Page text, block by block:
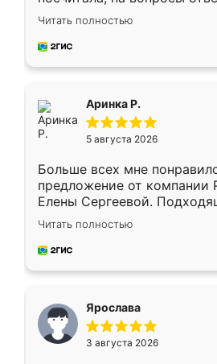
Замерщик приехал в
делу со всей
за день, ребята работали
Читать полностью
Аринка Р.
5 августа 2026
Больше всех мне
предложение от компании
Елены Сергеевой.
короткие сроки
для замера сотрудник
предложил по моему
Читать полностью
Ярослава
3 августа 2026